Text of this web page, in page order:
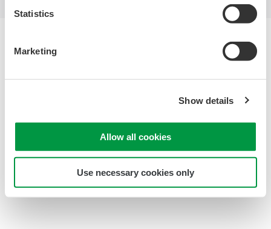
Statistics
Marketing
Show details
Allow all cookies
Use necessary cookies only